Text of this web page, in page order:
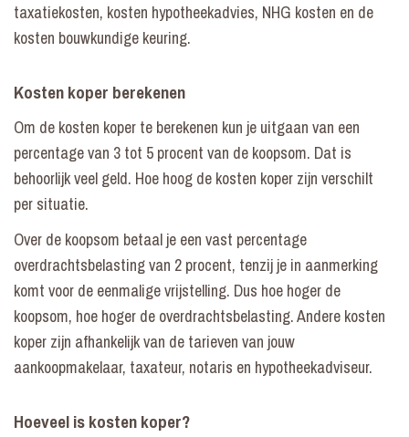
taxatiekosten, kosten hypotheekadvies, NHG kosten en de
kosten bouwkundige keuring.
Kosten koper berekenen
Om de kosten koper te berekenen kun je uitgaan van een
percentage van 3 tot 5 procent van de koopsom. Dat is
behoorlijk veel geld. Hoe hoog de kosten koper zijn verschilt
per situatie.
Over de koopsom betaal je een vast percentage
overdrachtsbelasting van 2 procent, tenzij je in aanmerking
komt voor de eenmalige vrijstelling. Dus hoe hoger de
koopsom, hoe hoger de overdrachtsbelasting. Andere kosten
koper zijn afhankelijk van de tarieven van jouw
aankoopmakelaar, taxateur, notaris en hypotheekadviseur.
Hoeveel is kosten koper?